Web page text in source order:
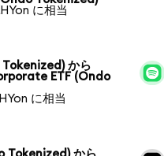
に相当
から
ETF (Ondo
に相当